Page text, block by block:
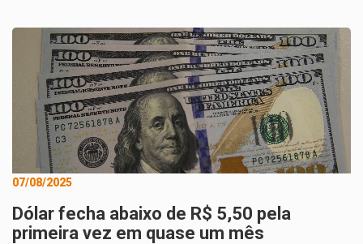
07/08/2025
Dólar fecha abaixo de R$ 5,50 pela
primeira vez em quase um mês